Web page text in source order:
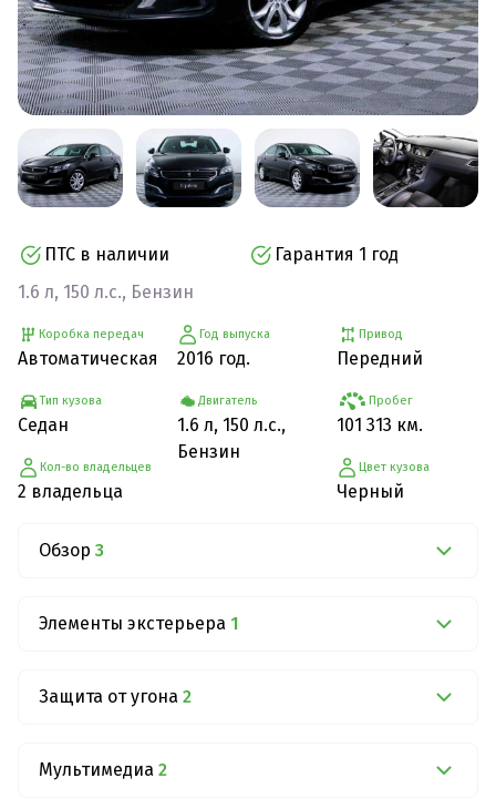
ПТС в наличии
Гарантия 1 год
1.6 л, 150 л.с., Бензин
Коробка передач
Автоматическая
Тип кузова
Седан
Кол-во владельцев
2 владельца
Год выпуска
2016 год.
Двигатель
1.6 л, 150 л.с.,
Бензин
Привод
Передний
Пробег
101 313 км.
Цвет кузова
Черный
Обзор 3
Элементы экстерьера 1
Защита от угона 2
Мультимедиа 2